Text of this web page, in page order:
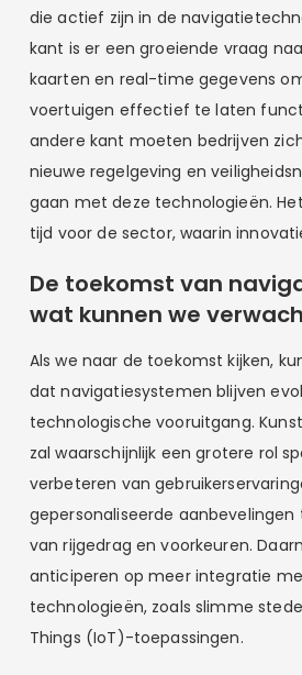
die actief zijn in de
kant is er een groeiende vraag
kaarten en real-time gegevens
voertuigen effectief te laten
andere kant moeten bedrijven
nieuwe regelgeving en
gaan met deze technologieën.
tijd voor de sector, waarin
De toekomst van
wat kunnen we
Als we naar de toekomst kijken,
dat navigatiesystemen blijven
technologische vooruitgang.
zal waarschijnlijk een grotere rol
verbeteren van
gepersonaliseerde aanbevelingen
van rijgedrag en voorkeuren.
anticiperen op meer integratie
technologieën, zoals slimme
Things (IoT)-toepassingen.